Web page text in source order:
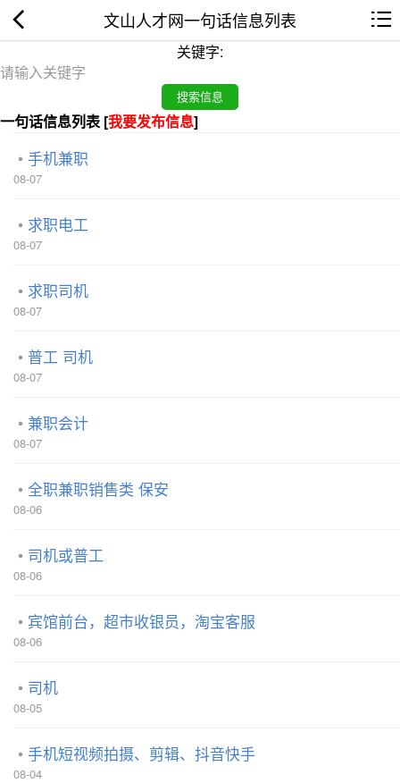
文山人才网一句话信息列表
关键字:
一句话信息列表 [我要发布信息]
手机兼职
08-07
求职电工
08-07
求职司机
08-07
普工 司机
08-07
兼职会计
08-07
全职兼职销售类 保安
08-06
司机或普工
08-06
宾馆前台，超市收银员，淘宝客服
08-06
司机
08-05
手机短视频拍摄、剪辑、抖音快手
08-04